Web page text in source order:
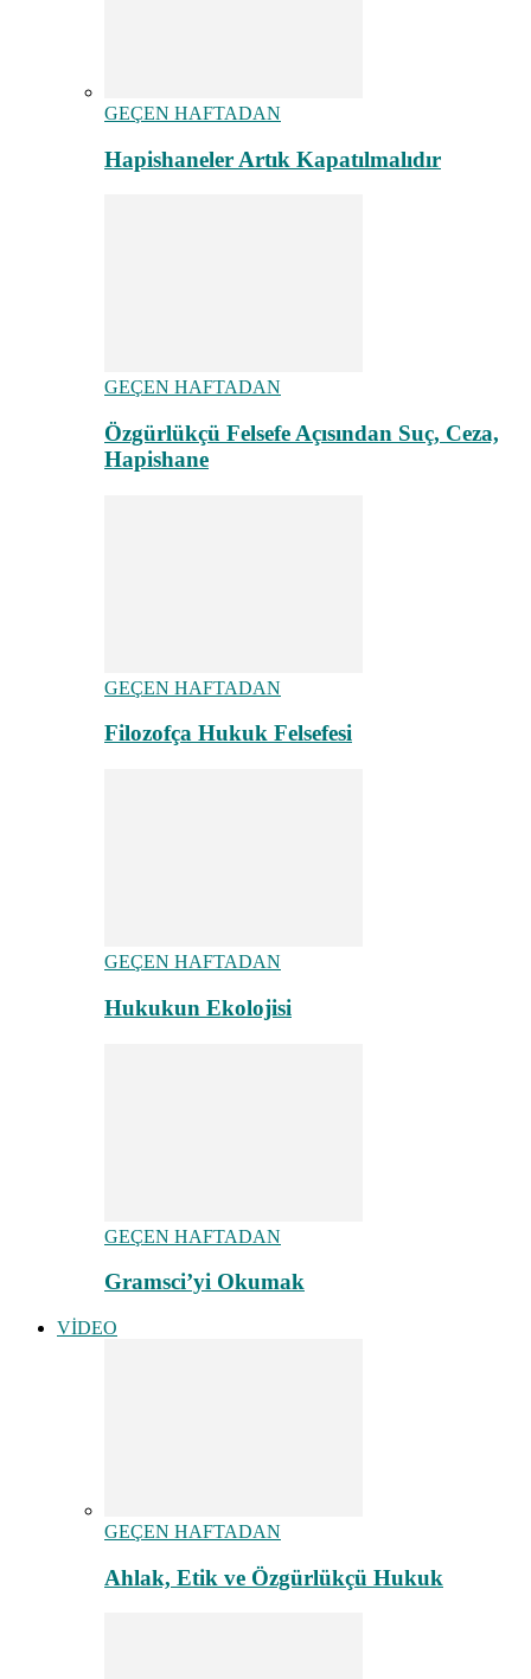
GEÇEN HAFTADAN
Hapishaneler Artık Kapatılmalıdır
GEÇEN HAFTADAN
Özgürlükçü Felsefe Açısından Suç, Ceza,
Hapishane
GEÇEN HAFTADAN
Filozofça Hukuk Felsefesi
GEÇEN HAFTADAN
Hukukun Ekolojisi
GEÇEN HAFTADAN
Gramsci’yi Okumak
VİDEO
GEÇEN HAFTADAN
Ahlak, Etik ve Özgürlükçü Hukuk